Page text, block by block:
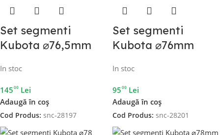
Set segmenti
Kubota ⌀76,5mm
In stoc
14500 Lei
Adaugă în coș
Cod Produs: snc-28197
Set segmenti
Kubota ⌀76mm
In stoc
9500 Lei
Adaugă în coș
Cod Produs: snc-28201